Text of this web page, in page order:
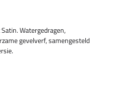
Satin. Watergedragen,
gevelverf, samengesteld